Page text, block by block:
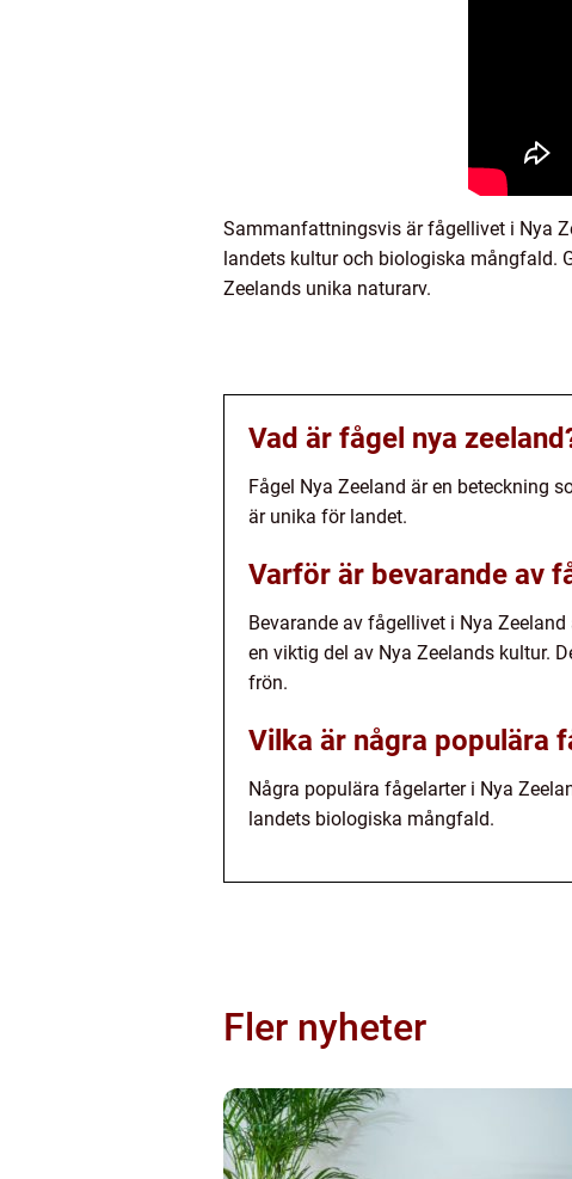
Sammanfattningsvis är fågellivet i Nya
landets kultur och biologiska mångfald.
Zeelands unika naturarv.
Vad är fågel nya
Fågel Nya Zeeland är en beteckning
är unika för landet.
Varför är bevarande av
Bevarande av fågellivet i Nya
en viktig del av Nya Zeelands kultur.
frön.
Vilka är några populära
Några populära fågelarter i Nya
landets biologiska mångfald.
Fler nyheter